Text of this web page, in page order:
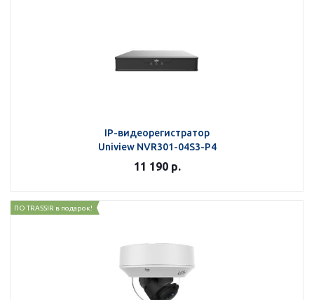
IP-видеорегистратор
Uniview NVR301-04S3-P4
11 190р.
ПО TRASSIR в подарок!